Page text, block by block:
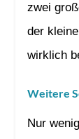
zwei
der
wirklich
Weitere
Nur